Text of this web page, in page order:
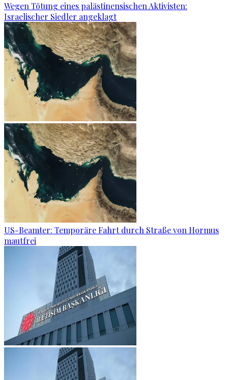
Wegen Tötung eines palästinensischen Aktivisten:
Israelischer Siedler angeklagt
US-Beamter: Temporäre Fahrt durch Straße von Hormus
mautfrei